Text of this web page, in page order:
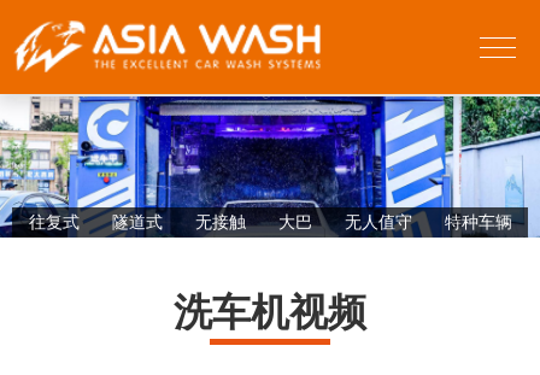
往复式 隧道式 无接触 大巴 无人值守 特种车辆
洗车机视频